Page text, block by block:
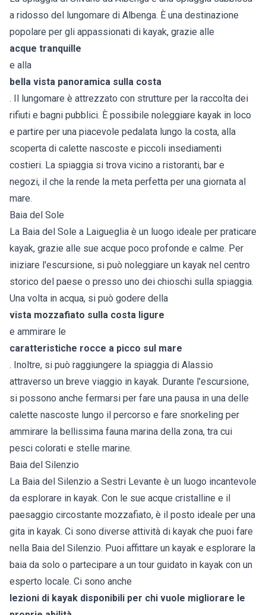
a ridosso del lungomare di Albenga. È una destinazione
popolare per gli appassionati di kayak, grazie alle
acque tranquille
e alla
bella vista panoramica sulla costa
. Il lungomare è attrezzato con strutture per la raccolta dei
rifiuti e bagni pubblici. È possibile noleggiare kayak in loco
e partire per una piacevole pedalata lungo la costa, alla
scoperta di calette nascoste e piccoli insediamenti
costieri. La spiaggia si trova vicino a ristoranti, bar e
negozi, il che la rende la meta perfetta per una giornata al
mare.
Baia del Sole
La Baia del Sole a Laigueglia è un luogo ideale per praticare
kayak, grazie alle sue acque poco profonde e calme. Per
iniziare l'escursione, si può noleggiare un kayak nel centro
storico del paese o presso uno dei chioschi sulla spiaggia.
Una volta in acqua, si può godere della
vista mozzafiato sulla costa ligure
e ammirare le
caratteristiche rocce a picco sul mare
. Inoltre, si può raggiungere la spiaggia di Alassio
attraverso un breve viaggio in kayak. Durante l'escursione,
si possono anche fermarsi per fare una pausa in una delle
calette nascoste lungo il percorso e fare snorkeling per
ammirare la bellissima fauna marina della zona, tra cui
pesci colorati e stelle marine.
Baia del Silenzio
La Baia del Silenzio a Sestri Levante è un luogo incantevole
da esplorare in kayak. Con le sue acque cristalline e il
paesaggio circostante mozzafiato, è il posto ideale per una
gita in kayak. Ci sono diverse attività di kayak che puoi fare
nella Baia del Silenzio. Puoi affittare un kayak e esplorare la
baia da solo o partecipare a un tour guidato in kayak con un
esperto locale. Ci sono anche
lezioni di kayak disponibili per chi vuole migliorare le